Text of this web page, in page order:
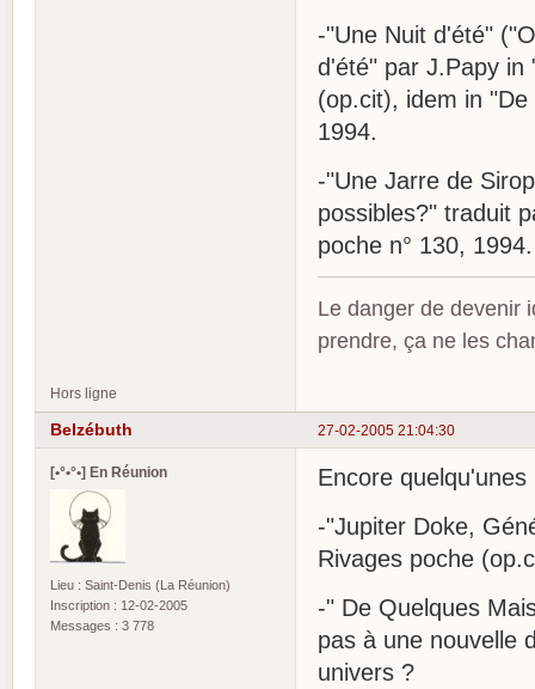
-"Une Nuit d'été"
d'été" par J.Papy in
(op.cit), idem in
1994.
-"Une Jarre de
possibles?" traduit
poche n° 130, 1994.
Le danger de devenir
prendre, ça ne les
Hors ligne
27-02-2005 21:04:30
Belzébuth
[•°•°•] En Réunion
Lieu : Saint-Denis (La Réunion)
Inscription : 12-02-2005
Messages : 3 778
Encore
-"Jupiter Doke,
Rivages poche
-" De Quelques
pas à une nouvelle
univers ?